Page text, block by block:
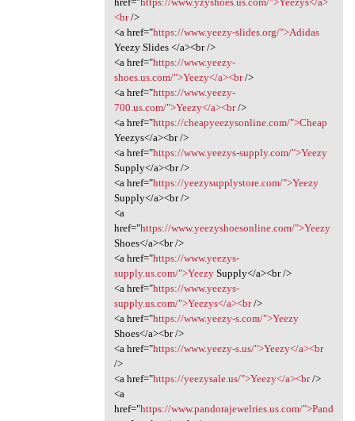
<br/>
<a href="https://www.yeezy-slides.org/">Adidas
Yeezy Slides </a><br />
<a href="https://www.yeezy-
shoes.us.com/">Yeezy</a><br/>
<a href="https://www.yeezy-
700.us.com/">Yeezy</a><br/>
<a href="https://cheapyeezysonline.com/">Cheap
Yeezys</a><br />
<a href="https://www.yeezys-supply.com/">Yeezy
Supply</a><br />
<a href="https://yeezysupplystore.com/">Yeezy
Supply</a><br />
<a
href="https://www.yeezyshoesonline.com/">Yeezy
Shoes</a><br />
<a href="https://www.yeezys-
supply.us.com/">YeezySupply</a><br />
<a href="https://www.yeezys-
supply.us.com/">Yeezys</a><br/>
<a href="https://www.yeezy-s.com/">Yeezy
Shoes</a><br />
<a href="https://www.yeezy-s.us/">Yeezy</a><br
/>
<a href="https://yeezysale.us/">Yeezy</a><br/>
<a
href="https://www.pandorajewelries.us.com/">Pand